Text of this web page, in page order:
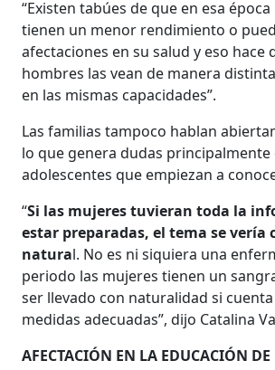
“Existen tabúes de que en esa
tienen un menor rendimiento o
afectaciones en su salud y eso hace
hombres las vean de manera
en las mismas capacidades”.
Las familias tampoco hablan
lo que genera dudas principalmente
adolescentes que empiezan a
“Si las mujeres tuvieran toda la
estar preparadas, el tema se vería
natural. No es ni siquiera una
periodo las mujeres tienen un
ser llevado con naturalidad si
medidas adecuadas”, dijo Catalina
AFECTACIÓN EN LA EDUCACIÓN